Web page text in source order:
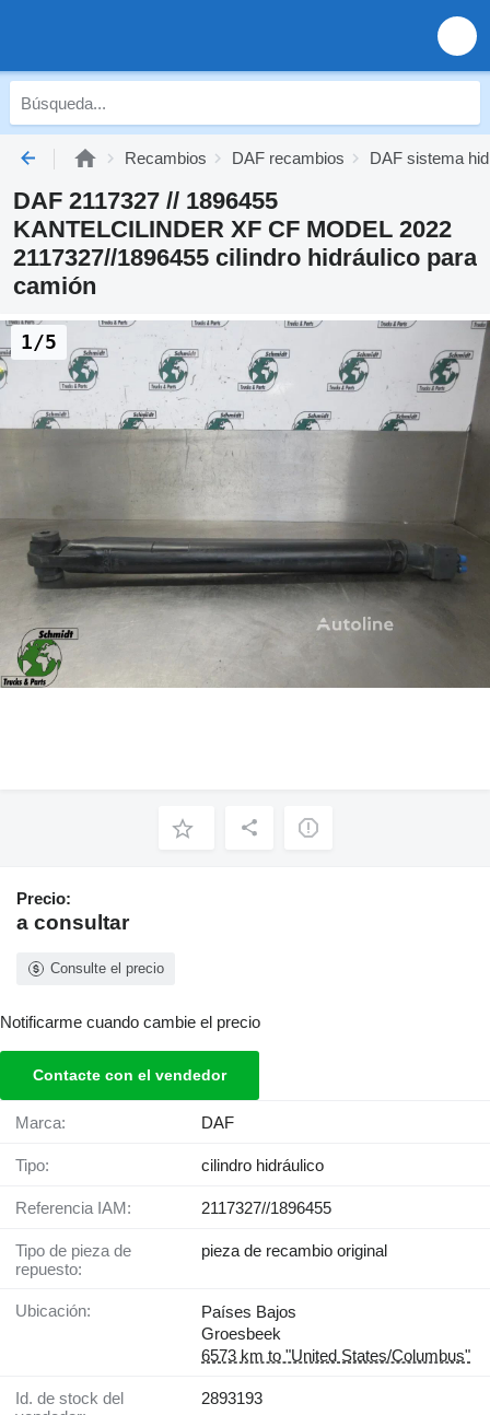
Recambios DAF recambios DAF sistema
DAF 2117327 // 1896455
KANTELCILINDER XF CF MODEL 2022
2117327//1896455 cilindro hidráulico para
camión
1/5
Precio:
a consultar
Consulte el precio
Notificarme cuando cambie el precio
Contacte con el vendedor
Marca: DAF
Tipo: cilindro hidráulico
Referencia IAM: 2117327//1896455
Tipo de pieza de
repuesto:
pieza de recambio original
Ubicación:
Países Bajos
Groesbeek
6573 km to "United States/Columbus"
Id. de stock del
2893193